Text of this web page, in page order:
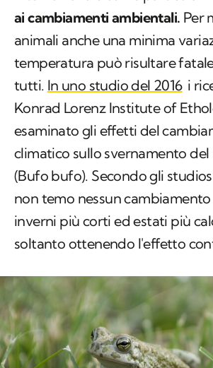
ai cambiamenti ambientali. Per
animali anche una minima
temperatura può risultare
tutti. In uno studio del 2016 i
Konrad Lorenz Institute of
esaminato gli effetti del
climatico sullo svernamento
(Bufo bufo). Secondo gli
non temo nessun
inverni più corti ed estati più
soltanto ottenendo l'effetto